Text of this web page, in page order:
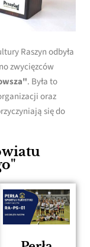
Raszyn odbyła
zwycięzców
. Była to
oraz
się do